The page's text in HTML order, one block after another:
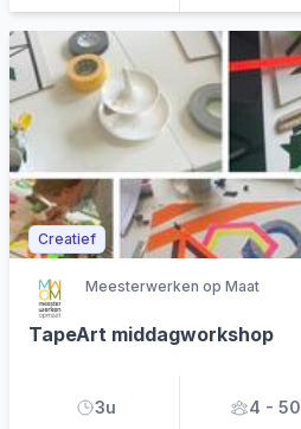
Creatief
Meesterwerken op Maat
TapeArt middagworkshop
3u 4 - 50